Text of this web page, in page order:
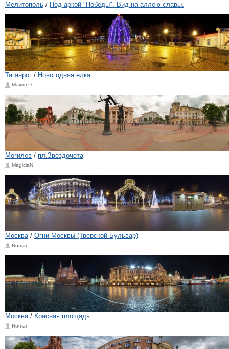
Мелитополь / Под аркой "Победы". Вид на аллею славы.
Таганрог / Новогодняя елка
Maxim D
Могилев / пл.Звездочета
MagiciaN
Москва/ Огни Москвы (Тверской Бульвар)
Roman
Москва/ Красная площадь
Roman